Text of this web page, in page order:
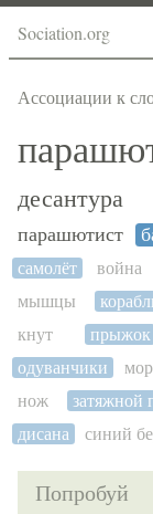
Sociation.org
Ассоциации к
десантура
парашютист
самолёт
война
мышцы
кнут
прыжок
одуванчики
нож
затяжной
дисана
синий
Попробуй